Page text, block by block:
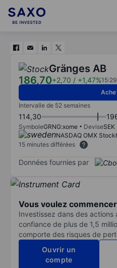
Gränges AB
186,70+2,70 / +1,47%
Intervalle de 52 semaines
114,30
SymboleGRNG:xome DeviseSEK
NASDAQ OMX
15 minutes différées
Données fournies par
Vous voulez
Investissez dans des actions
confiance de plus de 1,5
comporte des risques de
Ouvrir un
compte